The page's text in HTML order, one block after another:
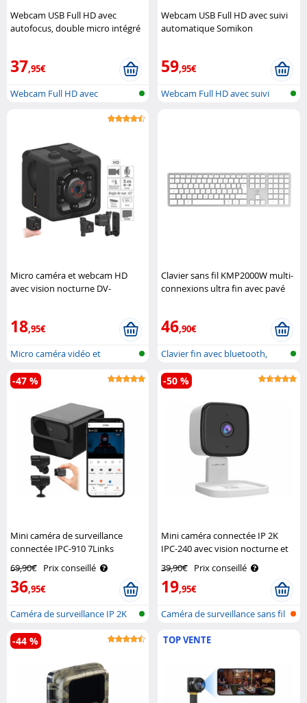
Webcam USB Full HD avec
autofocus, double micro intégré
37,95€
Webcam Full HD avec
Webcam USB Full HD avec suivi
automatique Somikon
59,95€
Webcam Full HD avec suivi
Micro caméra et webcam HD
avec vision nocturne DV-
18,95€
Micro caméra vidéo et
webcam
Clavier sans fil KMP2000W multi-
connexions ultra fin avec pavé
46,90€
Clavier fin avec bluetooth,
optimis..
Mini caméra de surveillance
connectée IPC-910 7Links
69,90€ Prix conseillé
36,95€
-47 %
Caméra de surveillance IP 2K
avec v..
Mini caméra connectée IP 2K
IPC-240 avec vision nocturne et
39,90€ Prix conseillé
19,95€
-50 %
Caméra de surveillance sans fil
-44 % TOP VENTE